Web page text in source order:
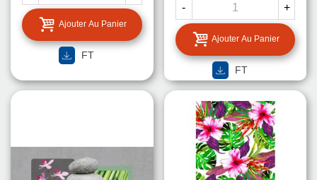
Ajouter Au Panier
FT
- +
Ajouter Au Panier
FT